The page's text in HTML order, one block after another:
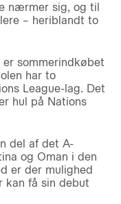
nærmer sig, og til
– heriblandt to
sommerindkøbet
har to
League-lag. Det
hul på Nations
del af det A-
og Oman i den
er der mulighed
kan få sin debut